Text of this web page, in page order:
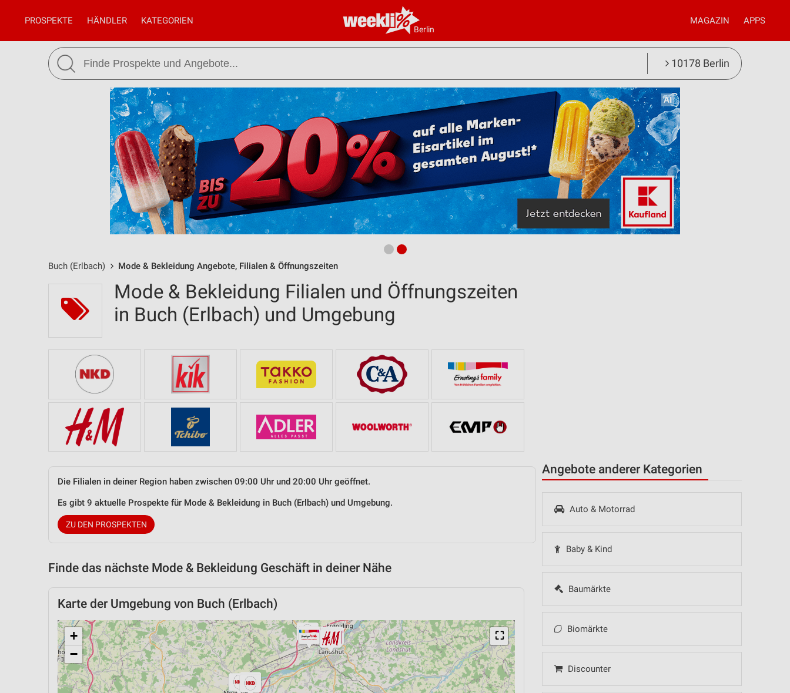
Berlin
PROSPEKTE HÄNDLER KATEGORIEN MAGAZIN APPS
10178 Berlin
Buch (Erlbach) Mode & Bekleidung Angebote, Filialen & Öffnungszeiten
Angebote anderer Kategorien
Auto & Motorrad
Baby & Kind
Baumärkte
Biomärkte
Discounter
Mode & Bekleidung Filialen und Öffnungszeiten
in Buch (Erlbach) und Umgebung
Die Filialen in deiner Region haben zwischen 09:00 Uhr und 20:00 Uhr geöffnet.
Es gibt 9 aktuelle Prospekte für Mode & Bekleidung in Buch (Erlbach) und Umgebung.
ZU DEN PROSPEKTEN
Finde das nächste Mode & Bekleidung Geschäft in deiner Nähe
Karte der Umgebung von Buch (Erlbach)
⛶
+
−